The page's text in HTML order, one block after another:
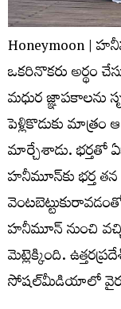
Honeymoon |
ఒకరినొకరు అర్థం
మధుర జ్ఞాపకాలను
పెళ్లికొడుకు
మార్చేశాడు. భర్తతో
హనీమూన్‌కు భర్త తన
హనీమూన్ నుంచి
మెట్లెక్కింది.
సోషల్‌మీడియాలో